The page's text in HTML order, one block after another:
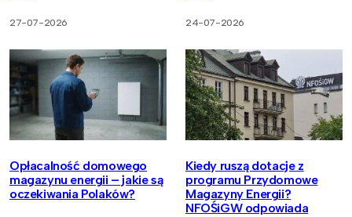
27-07-2026 24-07-2026
Opłacalność domowego
magazynu energii – jakie są
oczekiwania Polaków?
Kiedy ruszą dotacje z
programu Przydomowe
Magazyny Energii?
NFOŚiGW odpowiada